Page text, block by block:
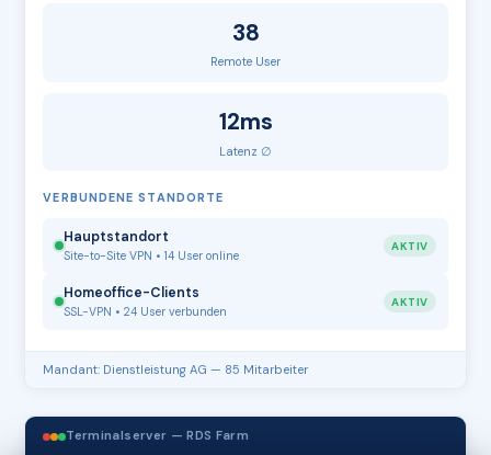
38
Remote User
12ms
Latenz ∅
VERBUNDENE STANDORTE
Hauptstandort
Site-to-Site VPN • 14 User online
AKTIV
Homeoffice-Clients
SSL-VPN • 24 User verbunden
AKTIV
Mandant: Dienstleistung AG — 85 Mitarbeiter
Terminalserver — RDS Farm